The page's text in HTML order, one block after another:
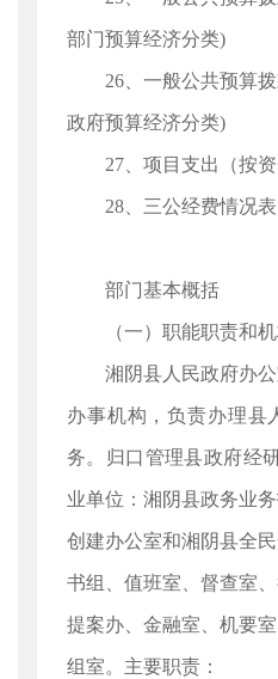
部门预算经济分类)
26、一般公共预算
政府预算经济分类)
27、项目支出（按资
28、三公经费情况表
部门基本概括
（一）职能职责和
湘阴县人民政府办
办事机构，负责办理县
务。归口管理县政府经
业单位：湘阴县政务业
创建办公室和湘阴县全
书组、值班室、督查室
提案办、金融室、机要
组室。主要职责：